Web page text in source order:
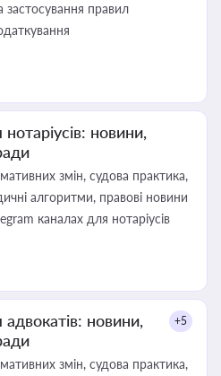
застосування правил
новини,
змін, судова практика,
алгоритми, правові новини
каналах для нотаріусів
новини,
+5
змін, судова практика,